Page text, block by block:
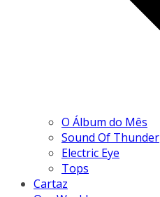
O Álbum do Mês
Sound Of Thunder
Electric Eye
Tops
Cartaz